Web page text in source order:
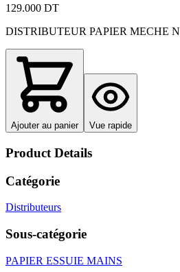
129.000 DT
DISTRIBUTEUR PAPIER MECHE
Ajouter au panier Vue rapide
Product Details
Catégorie
Distributeurs
Sous-catégorie
PAPIER ESSUIE MAINS